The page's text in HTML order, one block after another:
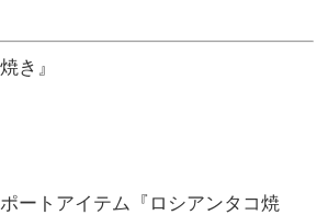
き』
ートアイテム『ロシアンタコ焼